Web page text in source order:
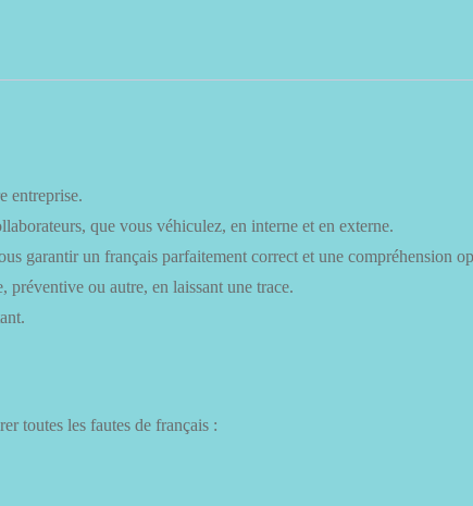
entreprise.
que vous véhiculez, en interne et en externe.
garantir un français parfaitement correct et une compréhension
ou autre, en laissant une trace.
toutes les fautes de français :